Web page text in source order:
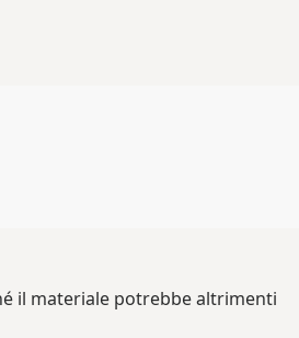
il materiale potrebbe altrimenti